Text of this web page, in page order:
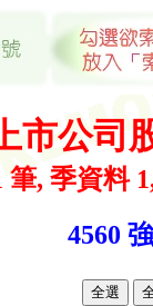
市公司
筆, 季資料
4560